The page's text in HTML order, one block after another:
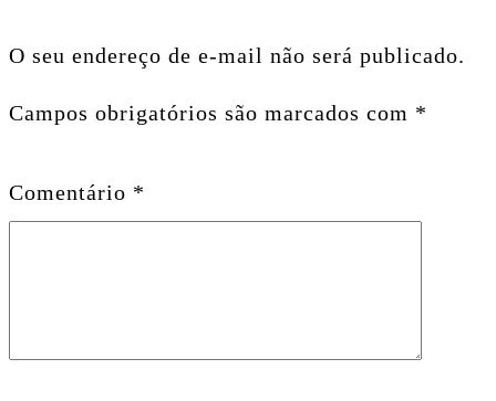
O seu endereço de e-mail não será publicado.
Campos obrigatórios são marcados com *
Comentário *